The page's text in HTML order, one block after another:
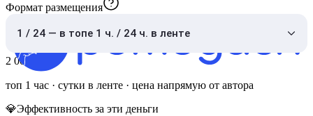
Формат размещения
1 / 24 — в топе 1 ч. / 24 ч. в ленте
2 000
топ 1 час · сутки в ленте · цена напрямую от автора
💎Эффективность за эти деньги